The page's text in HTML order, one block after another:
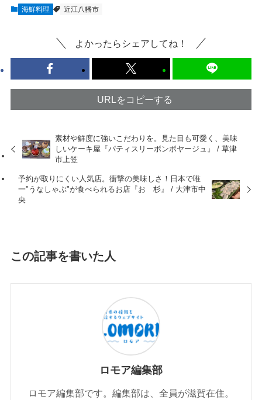
海鮮料理 近江八幡市
よかったらシェアしてね！
URLをコピーする
素材や鮮度に強いこだわりを。見た目も可愛く、美味
しいケーキ屋『パティスリーボンボヤージュ』 / 草津
市上笠
予約が取りにくい人気店。衝撃の美味しさ！日本で唯
一"うなしゃぶ"が食べられるお店『おゝ杉』 / 大津市中
央
この記事を書いた人
ロモア編集部
ロモア編集部です。編集部は、全員が滋賀在住。